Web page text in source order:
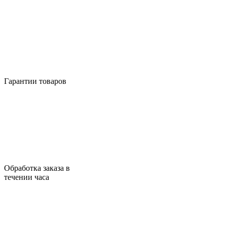
Гарантии товаров
Обработка заказа в
течении часа